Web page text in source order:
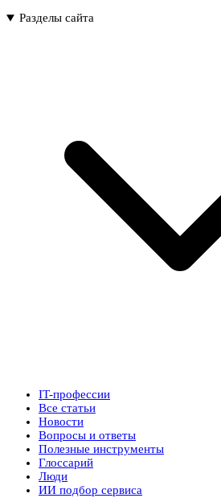
Разделы сайта
IT-профессии
Все статьи
Новости
Вопросы и ответы
Полезные инструменты
Глоссарий
Люди
ИИ подбор сервиса